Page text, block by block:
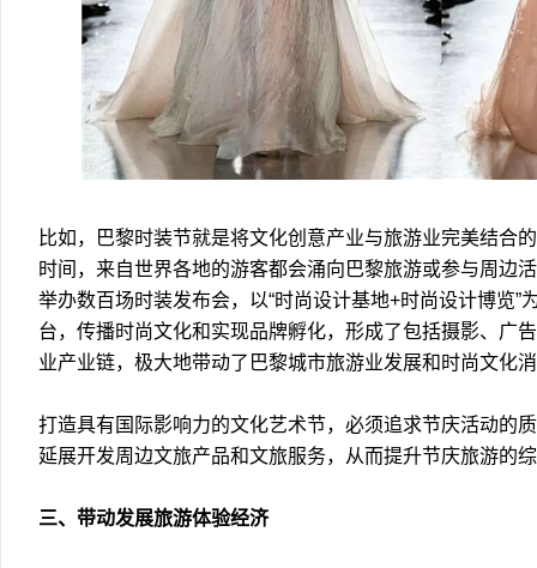
比如，巴黎时装节就是将文化创意产业与旅游业完美结合
时间，来自世界各地的游客都会涌向巴黎旅游或参与周边
举办数百场时装发布会，以“时尚设计基地+时尚设计博览”
台，传播时尚文化和实现品牌孵化，形成了包括摄影、广
业产业链，极大地带动了巴黎城市旅游业发展和时尚文化
打造具有国际影响力的文化艺术节，必须追求节庆活动的
延展开发周边文旅产品和文旅服务，从而提升节庆旅游的
三、带动发展旅游体验经济